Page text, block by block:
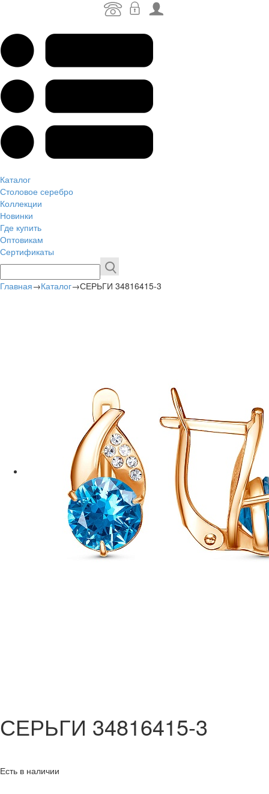
Каталог
Столовое серебро
Коллекции
Новинки
Где купить
Оптовикам
Сертификаты
Главная→Каталог→СЕРЬГИ 34816415-3
СЕРЬГИ 34816415-3
Есть в наличии